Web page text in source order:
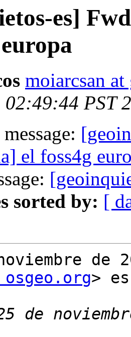
es]
moiarcsan
02:49:44 PST
el foss4g
sorted by: [
de
>
de